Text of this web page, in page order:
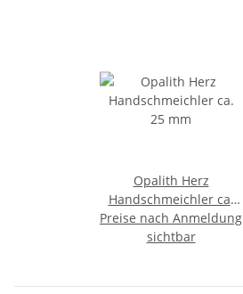
Opalith Herz
Handschmeichler ca.
25 mm
Preise nach Anmeldung
sichtbar